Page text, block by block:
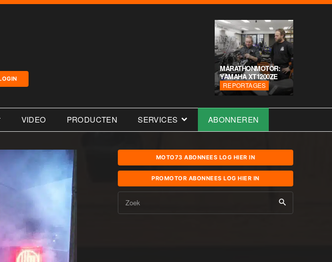
MARATHONMOTOR:
YAMAHA XT1200ZE
REPORTAGES
VIDEO PRODUCTEN SERVICES ABONNEREN
MOTO73 ABONNEES LOG HIER IN
PROMOTOR ABONNEES LOG HIER IN
Zoek